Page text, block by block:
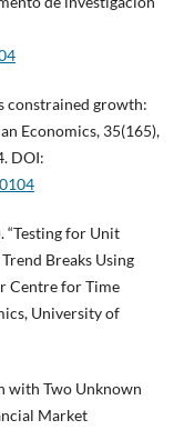
constrained growth:
Economics, 35(165),
DOI:
“Testing for Unit
Breaks Using
Centre for Time
University of
with Two Unknown
Market